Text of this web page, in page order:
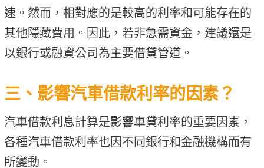
速。然而，相對應的是較高的利率和可能存在的
其他隱藏費用。因此，若非急需資金，建議還是
以銀行或融資公司為主要借貸管道。
三、影響汽車借款利率的因素？
汽車借款利息計算是影響車貸利率的重要因素，
各種汽車借款利率也因不同銀行和金融機構而有
所變動。